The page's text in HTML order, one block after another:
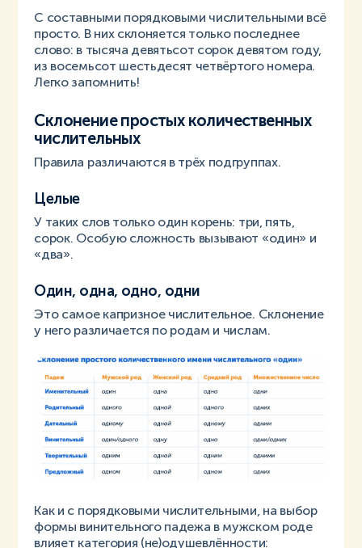
С составными порядковыми числительными всё
просто. В них склоняется только последнее
слово: в тысяча девятьсот сорок девятом году,
из восемьсот шестьдесят четвёртого номера.
Легко запомнить!
Склонение простых количественных
числительных
Правила различаются в трёх подгруппах.
Целые
У таких слов только один корень: три, пять,
сорок. Особую сложность вызывают «один» и
«два».
Один, одна, одно, одни
Это самое капризное числительное. Склонение
у него различается по родам и числам.
Как и с порядковыми числительными, на выбор
формы винительного падежа в мужском роде
влияет категория (не)одушевлённости: